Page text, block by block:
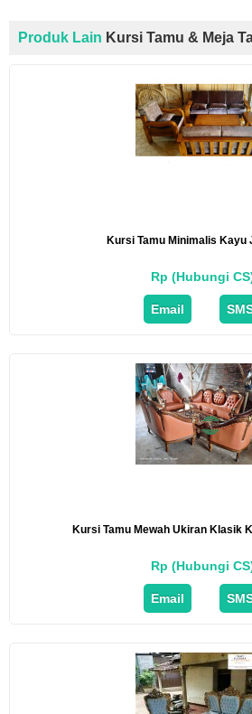
Produk Lain Kursi Tamu & Meja
Kursi Tamu Minimalis Kayu
Rp (Hubungi
Email
Kursi Tamu Mewah Ukiran Klasik
Rp (Hubungi
Email